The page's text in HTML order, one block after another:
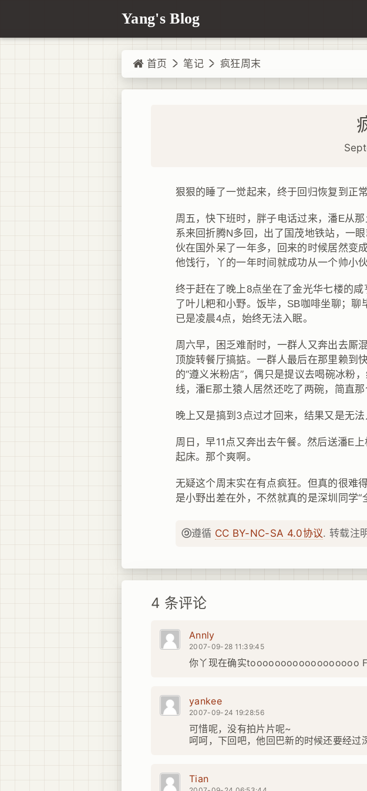
Yang's Blog
首页 笔记 疯狂周末
狠狠的睡了一觉起来，终于回归恢复到正
周五，快下班时，胖子电话过来， 潘E从
系来回折腾N多回，出了国茂地铁站，一
伙在国外呆了一年多，回来的时候居然变
他饯行，丫的一年时间就成功从一个帅小
终于赶在了晚上8点坐在了金光华七楼的
了叶儿粑和小野。饭毕，SB咖啡坐聊；聊
已是凌晨4点，始终无法入眠。
周六早，困乏难耐时，一群人又奔出去厮
顶旋转餐厅搞掂。一群人最后在那里赖到
的“遵义米粉店”，偶只是提议去喝碗冰粉
线， 潘E那土猿人居然还吃了两碗，简直那
晚上又是搞到3点过才回来，结果又是无法
周日，早11点又奔出去午餐。然后送潘E
起床。那个爽啊。
无疑这个周末实在有点疯狂。但真的很难
是小野出差在外，不然就真的是深圳同学“
遵循 CC BY-NC-SA 4.0协议. 转载注
4 条评论
Annly
2007-09-28 11:39:45
你丫现在确实toooooooooooooooooo
yankee
2007-09-24 19:28:56
可惜呢，没有拍片片呢~
呵呵，下回吧，他回巴新的时候还要经过
Tian